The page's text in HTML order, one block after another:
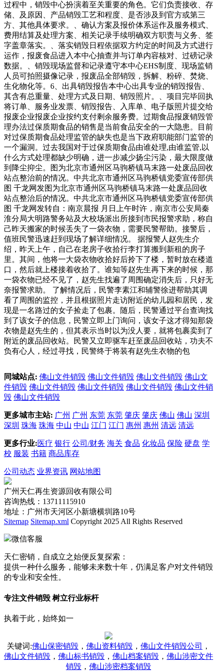
过程中，销毁中心扮演着至关重要的角色。它们负责接收、存
储、及原因、产品销毁工艺和程度、是否涉及到官方或第三
方、其他具体要求。、确认方案及报价体系运作及服务模式、
费用结算及处理方案、相关记录手续明确双方职责与义务、签
字盖章落实。、落实销毁日程依据双方约定的时间及方式进行
运作，报废食品进入本中心抽查并与订单内容核对、过磅记录
数据。、销毁现场监督和记录遵守本中心EHS制度、现场监销
人员可拍照摄像记录，报废品全部销毁，拆解、粉碎、焚烧、
生化物化等。6、出具销毁报告本中心出具专业的销毁报告、
其含有总重量、处理方式及日期、销毁照片。、项目完毕回执
将订单、服务业发票、销毁报告、入库单、电子版照片提交给
报废企业报废企业按约支付剩余服务费。过期食品报废销毁管
理办法过保质期食品的销售是当前食品安全的一大隐患。目前
对过保质期食品处理监管的缺失也是当下政府职能部门监管的
一个漏洞。过去我国对于过保质期食品由谁处理,由谁监管,以
什么方式处理都缺少明确，进一步减少扬尘污染，最大限度做
到降尘抑尘。图为北京市通州区马驹桥镇马末路一处废品回收
站点整治前的情况。中共北京市通州区马驹桥镇党委宣传部供
图 千龙网发图为北京市通州区马驹桥镇马末路一处废品回收
站点整治后的情况。中共北京市通州区马驹桥镇党委宣传部供
图 千龙网发转自：南京晨报 月日上午时许，南京市公安局秦
淮分局大明路警务站及大校场派出所接到市民报警求助，称自
己昨天搬家的时候丢失了一袋衣物，需要民警帮助。接警后，
值班民警迅速赶到现场了解详细情况。 据报警人赵先生介
绍，昨天上午，自己在老房子收拾行李打算搬到新租的房子
里。其间，他将一大袋衣物收拾好后拎下了楼，暂时放在楼道
口，然后就上楼接着收拾了。谁知等赵先生再下来的时候，那
一袋衣物已经不见了，赵先生找遍了周围确定消失后，只好无
奈报警求助。 了解情况后，民警李素江和辅警徐进帮助其调
看了周围的监控，并且根据照片走访附近的幼儿园和居民，发
现是一名路过的女子捡走了包裹。随后，民警通过平台查询找
到了该女子的信息，民警立即上门询问，该女子这才得知那袋
衣物是赵先生的，但其表示当时以为没人要，就将包裹卖到了
附近的废品回收站。民警又立即驱车赶至废品回收站，功夫不
负有心人，经过寻找，民警终于将装有赵先生衣物的包
同城站点: 佛山文件销毁 佛山文件销毁 佛山文件销毁 佛山文
件销毁 佛山文件销毁 佛山文件销毁 佛山文件销毁 佛山文件销
毁 佛山文件销毁
更多城市主站: 广州 广州 东莞 东莞 肇庆 肇庆 佛山 佛山 深圳
深圳 珠海 珠海 中山 中山 江门 江门 惠州 惠州 清远 清远
更多行业: 医疗 银行 公司/财务 海关 食品 化妆品 保险 硬盘 学
校 服装 书籍 商品库存
公司动态 业界资讯 网站地图
广州天仁再生资源回收有限公司
咨询热线：13711115910
地址：广州市天河区小新塘横圳路10号
Sitemap Sitemap.xml Copyright 2025 All Rights Reserved
微信客服
天仁密销，自成立之始便反复探索：
提供一种什么服务，能够未来数十年，仍满足客户对文件销毁
的专业和安全性。
专注文件销毁 树立行业标杆
执着于此，始终如一
关键词:佛山保密销毁 ， 佛山资料销毁 ， 佛山文件销毁公司
，
佛山文件销毁 ， 佛山标书销毁 ， 佛山档案销毁 ， 佛山涉密文件
销毁 ， 佛山涉密档案销毁